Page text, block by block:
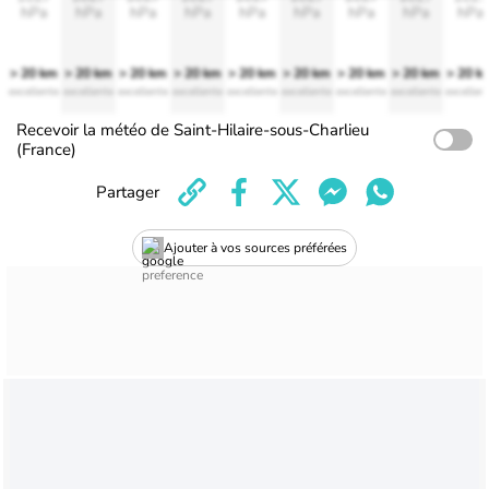
hPa
> 20 km
excellente
hPa
> 20 km
excellente
hPa
> 20 km
excellente
hPa
> 20 km
excellente
hPa
> 20 km
excellente
hPa
> 20 km
excellente
hPa
> 20 km
excellente
hPa
> 20 km
excellente
hPa
> 20
Recevoir la météo de Saint-Hilaire-sous-Charlieu
(France)
Ajouter à vos sources préférées
Partager